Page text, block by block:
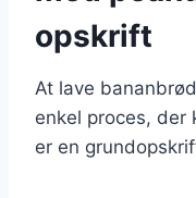
opskrift
At lave
enkel proces,
er en